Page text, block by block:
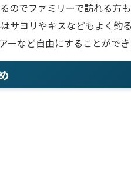
のでファミリーで訪れる方
サヨリやキスなどもよく釣
ーなど自由にすることができ